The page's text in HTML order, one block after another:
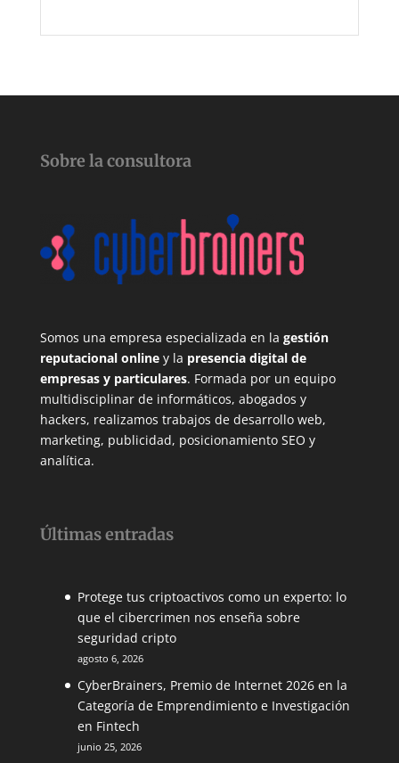
Sobre la consultora
Somos una empresa especializada en la gestión
reputacional onliney la presencia digital de
empresas y particulares. Formada por un equipo
multidisciplinar de informáticos, abogados y
hackers, realizamos trabajos de desarrollo web,
marketing, publicidad, posicionamiento SEO y
analítica.
Últimas entradas
Protege tus criptoactivos como un experto: lo
que el cibercrimen nos enseña sobre
seguridad cripto
agosto 6, 2026
CyberBrainers, Premio de Internet 2026 en la
Categoría de Emprendimiento e Investigación
en Fintech
junio 25, 2026